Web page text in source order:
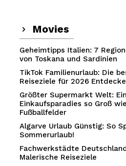
Movies
Geheimtipps Italien: 7
von Toskana und Sardinien
TikTok Familienurlaub: Die
Reiseziele für 2026
Größter Supermarkt Welt: Ein
Einkaufsparadies so Groß
Fußballfelder
Algarve Urlaub Günstig: So
Sommerurlaub!
Fachwerkstädte
Malerische Reiseziele